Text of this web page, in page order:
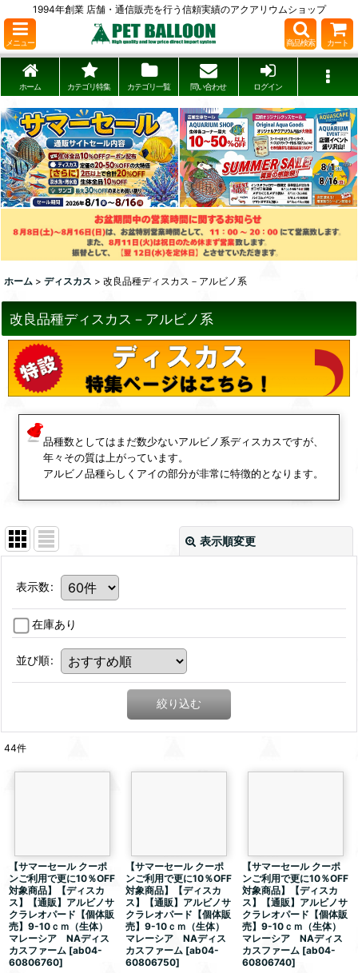
1994年創業 店舗・通信販売を行う信頼実績のアクアリウムショップ
メニュー 商品検索 カート
ホーム カテゴリ特集 カテゴリ一覧 問い合わせ ログイン
ホーム > ディスカス > 改良品種ディスカス－アルビノ系
改良品種ディスカス－アルビノ系
品種数としてはまだ数少ないアルビノ系ディスカスですが、
年々その質は上がっています。
アルビノ品種らしくアイの部分が非常に特徴的となります。
表示順変更
表示数:
在庫あり
並び順:
絞り込む
44件
【サマーセール クーポ
ンご利用で更に10％OFF
対象商品】【ディスカ
ス】【通販】アルビノサ
クラレオパード【個体販
売】9-10ｃｍ（生体）
マレーシア NAディス
カスファーム [ab04-
60806760]
【サマーセール クーポ
ンご利用で更に10％OFF
対象商品】【ディスカ
ス】【通販】アルビノサ
クラレオパード【個体販
売】9-10ｃｍ（生体）
マレーシア NAディス
カスファーム [ab04-
60806750]
【サマーセール クーポ
ンご利用で更に10％OFF
対象商品】【ディスカ
ス】【通販】アルビノサ
クラレオパード【個体販
売】9-10ｃｍ（生体）
マレーシア NAディス
カスファーム [ab04-
60806740]